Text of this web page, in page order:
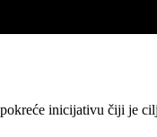
inicijativu čiji je